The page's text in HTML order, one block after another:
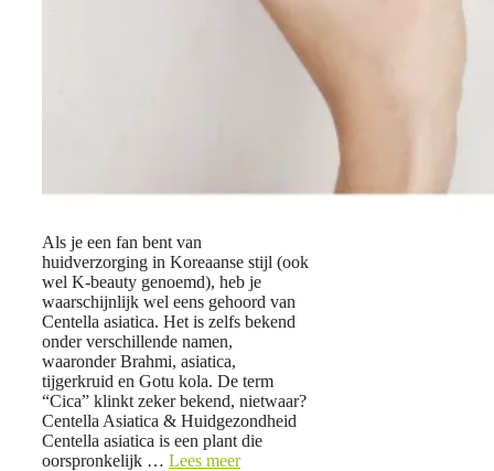
Als je een fan bent van
huidverzorging in Koreaanse stijl (ook
wel K-beauty genoemd), heb je
waarschijnlijk wel eens gehoord van
Centella asiatica. Het is zelfs bekend
onder verschillende namen,
waaronder Brahmi, asiatica,
tijgerkruid en Gotu kola. De term
“Cica” klinkt zeker bekend, nietwaar?
Centella Asiatica & Huidgezondheid
Centella asiatica is een plant die
oorspronkelijk … Lees meer